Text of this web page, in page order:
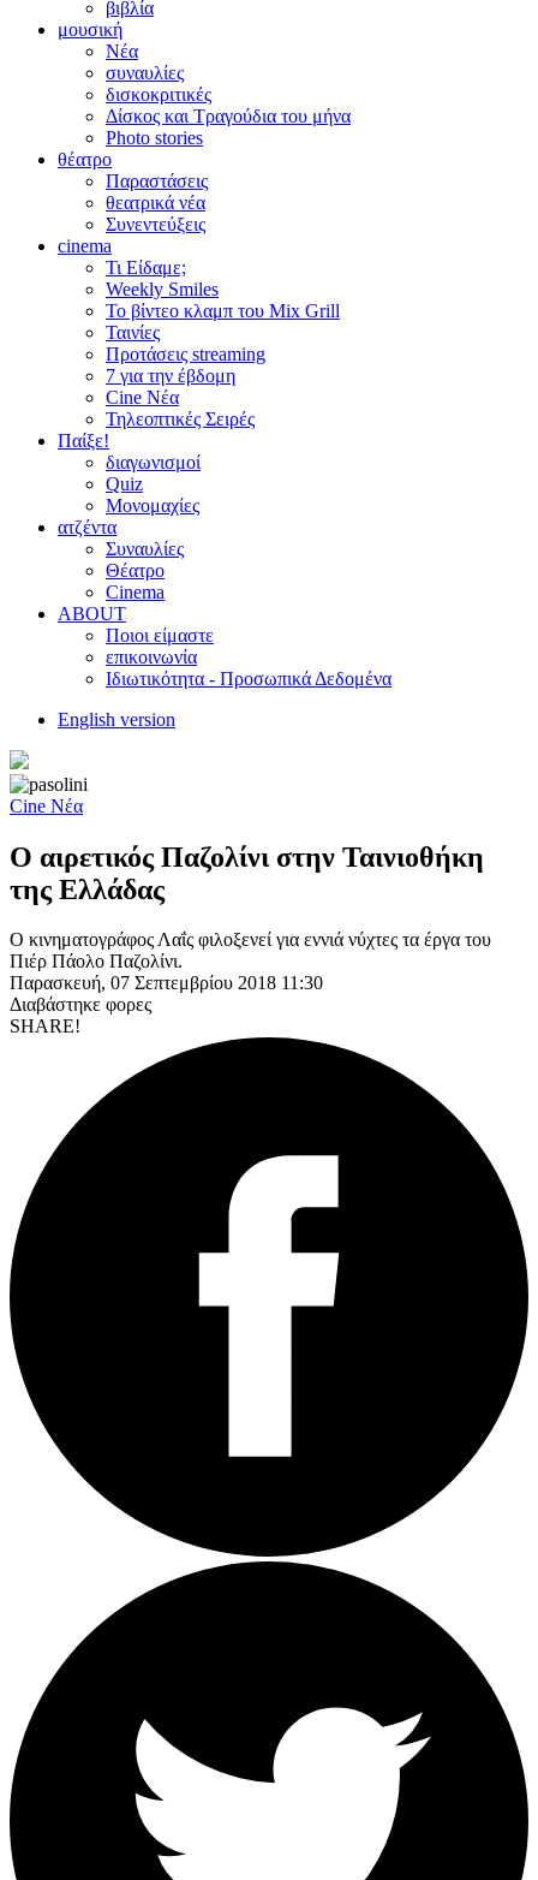
βιβλία
μουσική
Νέα
συναυλίες
δισκοκριτικές
Δίσκος και Τραγούδια του μήνα
Photo stories
θέατρο
Παραστάσεις
θεατρικά νέα
Συνεντεύξεις
cinema
Τι Είδαμε;
Weekly Smiles
Το βίντεο κλαμπ του Mix Grill
Ταινίες
Προτάσεις streaming
7 για την έβδομη
Cine Νέα
Τηλεοπτικές Σειρές
Παίξε!
διαγωνισμοί
Quiz
Μονομαχίες
ατζέντα
Συναυλίες
Θέατρο
Cinema
ABOUT
Ποιοι είμαστε
επικοινωνία
Ιδιωτικότητα - Προσωπικά Δεδομένα
English version
Cine Νέα
Ο αιρετικός Παζολίνι στην Ταινιοθήκη
της Ελλάδας
Ο κινηματογράφος Λαΐς φιλοξενεί για εννιά νύχτες τα έργα του
Πιέρ Πάολο Παζολίνι.
Παρασκευή, 07 Σεπτεμβρίου 2018 11:30
Διαβάστηκε φορες
SHARE!